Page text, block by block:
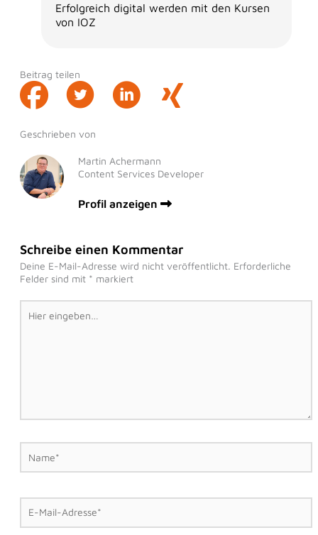
Erfolgreich digital werden mit den Kursen
von IOZ
Beitrag teilen
Geschrieben von
Martin Achermann
Content Services Developer
Profil anzeigen
Schreibe einen Kommentar
Deine E-Mail-Adresse wird nicht veröffentlicht. Erforderliche
Felder sind mit * markiert
Hier
eingeben…
Name*
E-
Mail-
Adresse*